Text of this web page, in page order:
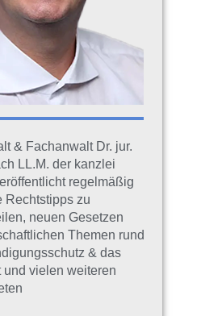
& Fachanwalt Dr. jur.
LL.M. der kanzlei
regelmäßig
Rechtstipps zu
neuen Gesetzen
Themen rund
& das
und vielen weiteren